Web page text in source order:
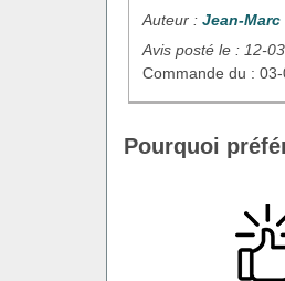
Auteur : Jean-Marc
Avis posté le : 12-
Commande du :
Pourquoi